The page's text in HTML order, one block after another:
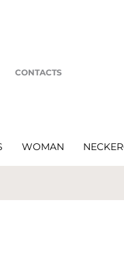
CONTACTS
WOMAN